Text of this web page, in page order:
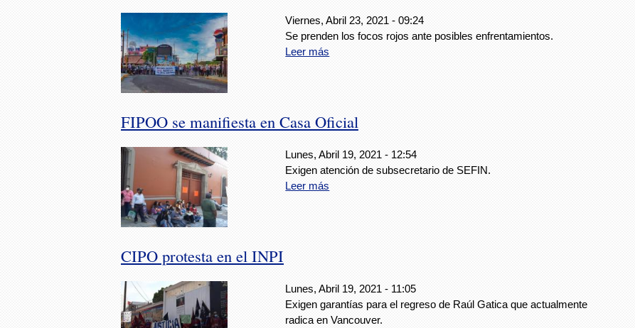
Viernes, Abril 23, 2021 - 09:24
Se prenden los focos rojos ante posibles enfrentamientos.
Leer más
FIPOO se manifiesta en Casa Oficial
Lunes, Abril 19, 2021 - 12:54
Exigen atención de subsecretario de SEFIN.
Leer más
CIPO protesta en el INPI
Lunes, Abril 19, 2021 - 11:05
Exigen garantías para el regreso de Raúl Gatica que actualmente
radica en Vancouver.